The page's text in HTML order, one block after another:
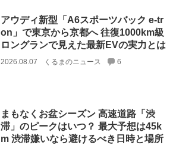
アウディ新型「A6スポーツバック e-tr
on」で東京から京都へ 往復1000km級
ロングランで見えた最新EVの実力とは
2026.08.07 くるまのニュース 6
まもなくお盆シーズン 高速道路「渋
滞」のピークはいつ？ 最大予想は45k
m 渋滞嫌いなら避けるべき日時と場所